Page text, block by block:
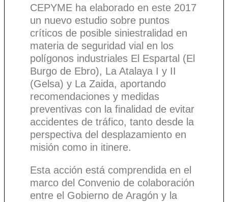
CEPYME ha elaborado en este 2017
un nuevo estudio sobre puntos
críticos de posible siniestralidad en
materia de seguridad vial en los
polígonos industriales El Espartal (El
Burgo de Ebro), La Atalaya I y II
(Gelsa) y La Zaida, aportando
recomendaciones y medidas
preventivas con la finalidad de evitar
accidentes de tráfico, tanto desde la
perspectiva del desplazamiento en
misión como in itinere.
Esta acción está comprendida en el
marco del Convenio de colaboración
entre el Gobierno de Aragón y la